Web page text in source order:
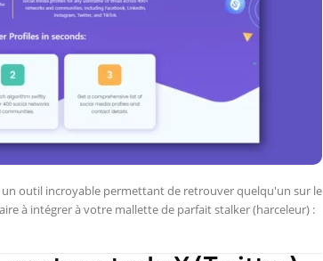
un outil incroyable permettant de retrouver quelqu'un sur le
à intégrer à votre mallette de parfait stalker (harceleur) :